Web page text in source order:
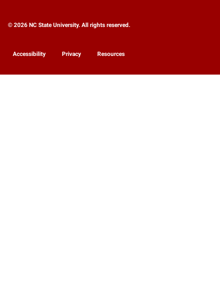
© 2026 NC State University. All rights reserved.
Accessibility Privacy Resources